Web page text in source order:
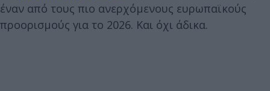
έναν από τους πιο ανερχόμενους ευρωπαϊκούς
προορισμούς για το 2026. Και όχι άδικα.